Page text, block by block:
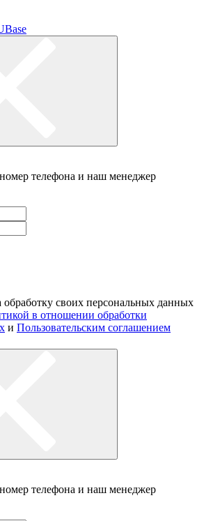
телефона и наш менеджер
обработку своих персональных данных
в отношении обработки
и Пользовательским соглашением
телефона и наш менеджер